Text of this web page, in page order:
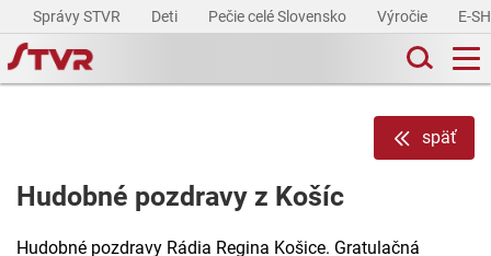
Správy STVR Deti Pečie celé Slovensko Výročie E-
späť
Hudobné pozdravy z Košíc
Hudobné pozdravy Rádia Regina Košice. Gratulačná